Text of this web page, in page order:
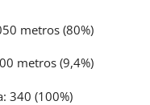
metros (80%)
metros (9,4%)
340 (100%)